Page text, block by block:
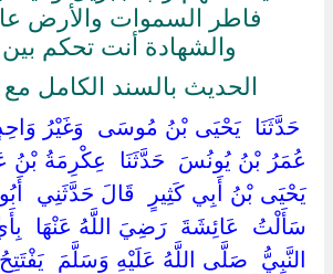
فاطر السموات والأرض
والشهادة أنت تحكم
الحديث بالسند الكامل
‏حَدَّثَنَا ‏ ‏يَحْيَى بْنُ مُوسَى ‏ ‏وَغَيْرُ وَاحِدٍ
‏عُمَرُ بْنُ يُونُسَ ‏ ‏حَدَّثَنَا ‏ ‏عِكْرِمَةُ بْنُ
‏يَحْيَى بْنُ أَبِي كَثِيرٍ ‏ ‏قَالَ حَدَّثَنِي
سَأَلْتُ ‏ ‏عَائِشَةَ ‏ ‏رَضِيَ اللَّهُ عَنْهَا
النَّبِيُّ ‏ ‏صَلَّى اللَّهُ عَلَيْهِ وَسَلَّمَ